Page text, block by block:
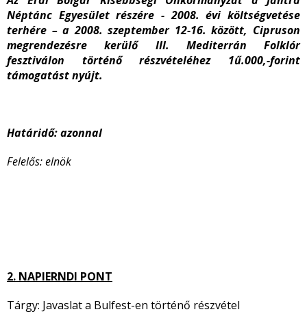
Néptánc Egyesület részére - 2008. évi költségvetése
terhére – a 2008. szeptember 12-16. között, Cipruson
megrendezésre kerülő III. Mediterrán Folklór
fesztiválon történő részvételéhez 1ű.000,-forint
támogatást nyújt.
Határidő: azonnal
Felelős: elnök
2. NAPIERNDI PONT
Tárgy: Javaslat a Bulfest-en történő részvétel